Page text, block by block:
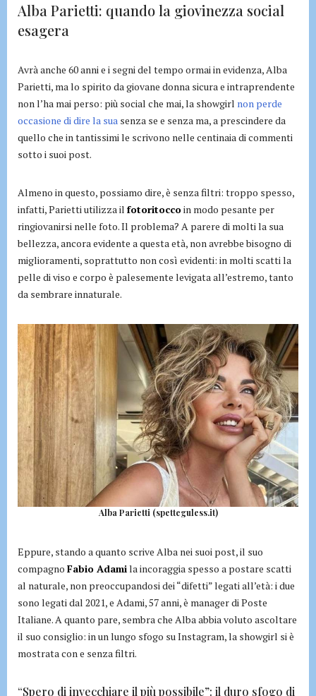
Alba Parietti: quando la giovinezza social
esagera
Avrà anche 60 anni e i segni del tempo ormai in evidenza, Alba
Parietti, ma lo spirito da giovane donna sicura e intraprendente
non l’ha mai perso: più social che mai, la showgirl non perde
occasione di dire la sua senza se e senza ma, a prescindere da
quello che in tantissimi le scrivono nelle centinaia di commenti
sotto i suoi post.
Almeno in questo, possiamo dire, è senza filtri: troppo spesso,
infatti, Parietti utilizza il fotoritoccoin modo pesante per
ringiovanirsi nelle foto. Il problema? A parere di molti la sua
bellezza, ancora evidente a questa età, non avrebbe bisogno di
miglioramenti, soprattutto non così evidenti: in molti scatti la
pelle di viso e corpo è palesemente levigata all’estremo, tanto
da sembrare innaturale.
Alba Parietti (spetteguless.it)
Eppure, stando a quanto scrive Alba nei suoi post, il suo
compagno Fabio Adamila incoraggia spesso a postare scatti
al naturale, non preoccupandosi dei “difetti” legati all’età: i due
sono legati dal 2021, e Adami, 57 anni, è manager di Poste
Italiane. A quanto pare, sembra che Alba abbia voluto ascoltare
il suo consiglio: in un lungo sfogo su Instagram, la showgirl si è
mostrata con e senza filtri.
“Spero di invecchiare il più possibile”: il duro sfogo di